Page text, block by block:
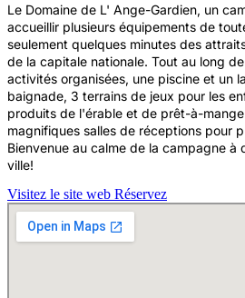
Le Domaine de L' Ange-Gardien, un
accueillir plusieurs équipements de
seulement quelques minutes des
de la capitale nationale. Tout au long
activités organisées, une piscine et un
baignade, 3 terrains de jeux pour les
produits de l'érable et de prêt-à-
magnifiques salles de réceptions pour
Bienvenue au calme de la campagne à
ville!
Visitez le site web Réservez